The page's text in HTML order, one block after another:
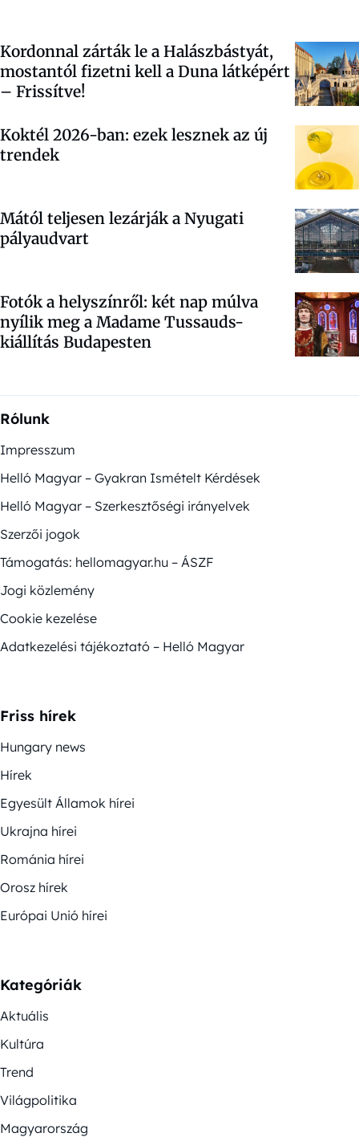
Kordonnal zárták le a Halászbástyát,
mostantól fizetni kell a Duna látképért
– Frissítve!
Koktél 2026-ban: ezek lesznek az új
trendek
Mától teljesen lezárják a Nyugati
pályaudvart
Fotók a helyszínről: két nap múlva
nyílik meg a Madame Tussauds-
kiállítás Budapesten
Rólunk
Impresszum
Helló Magyar – Gyakran Ismételt Kérdések
Helló Magyar – Szerkesztőségi irányelvek
Szerzői jogok
Támogatás: hellomagyar.hu – ÁSZF
Jogi közlemény
Cookie kezelése
Adatkezelési tájékoztató – Helló Magyar
Friss hírek
Hungary news
Hírek
Egyesült Államok hírei
Ukrajna hírei
Románia hírei
Orosz hírek
Európai Unió hírei
Kategóriák
Aktuális
Kultúra
Trend
Világpolitika
Magyarország